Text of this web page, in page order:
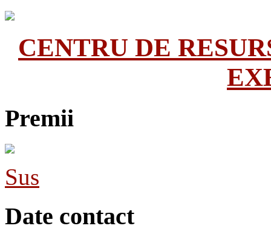
CENTRU DE
Premii
Sus
Date contact